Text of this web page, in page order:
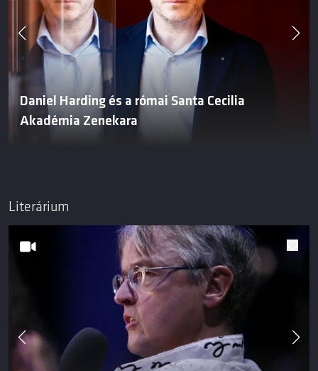
Daniel Harding és a római Santa Cecilia
Akadémia Zenekara
Literárium